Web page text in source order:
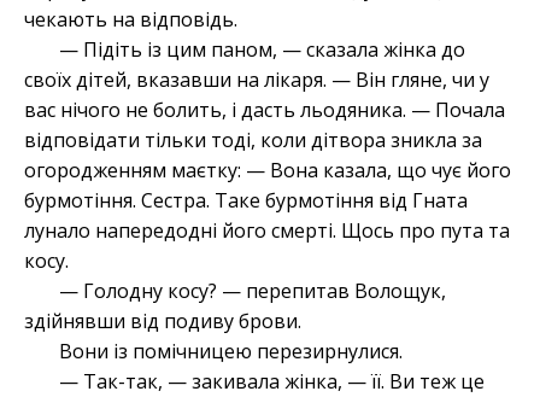
чекають на відповідь.
— Підіть із цим паном, — сказала жінка до
своїх дітей, вказавши на лікаря. — Він гляне, чи у
вас нічого не болить, і дасть льодяника. — Почала
відповідати тільки тоді, коли дітвора зникла за
огородженням маєтку: — Вона казала, що чує його
бурмотіння. Сестра. Таке бурмотіння від Гната
лунало напередодні його смерті. Щось про пута та
косу.
— Голодну косу? — перепитав Волощук,
здійнявши від подиву брови.
Вони із помічницею перезирнулися.
— Так-так, — закивала жінка, — її. Ви теж це